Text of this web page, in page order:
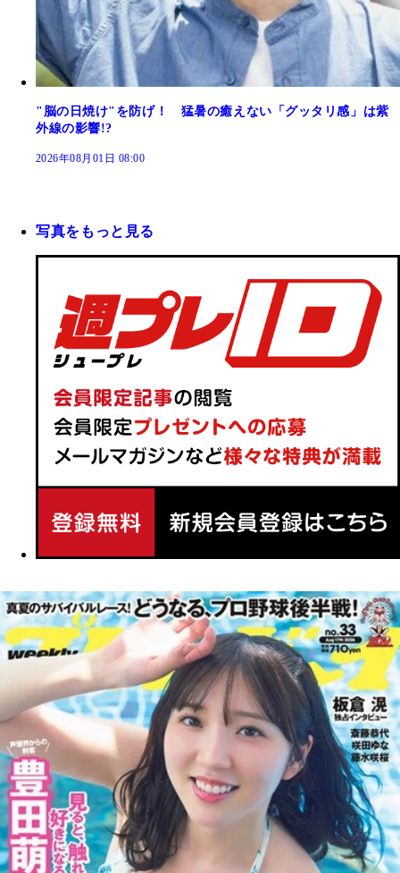
"脳の日焼け"を防げ！ 猛暑の癒えない「グッタリ感」は紫
外線の影響!?
2026年08月01日 08:00
写真をもっと見る